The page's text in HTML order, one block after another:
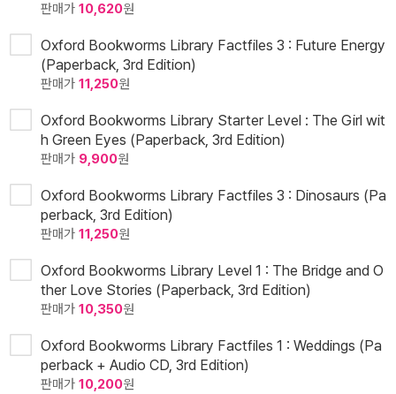
판매가 10,620원
Oxford Bookworms Library Factfiles 3 : Future Energy
(Paperback, 3rd Edition)
판매가 11,250원
Oxford Bookworms Library Starter Level : The Girl wit
h Green Eyes (Paperback, 3rd Edition)
판매가 9,900원
Oxford Bookworms Library Factfiles 3 : Dinosaurs (Pa
perback, 3rd Edition)
판매가 11,250원
Oxford Bookworms Library Level 1 : The Bridge and O
ther Love Stories (Paperback, 3rd Edition)
판매가 10,350원
Oxford Bookworms Library Factfiles 1 : Weddings (Pa
perback + Audio CD, 3rd Edition)
판매가 10,200원